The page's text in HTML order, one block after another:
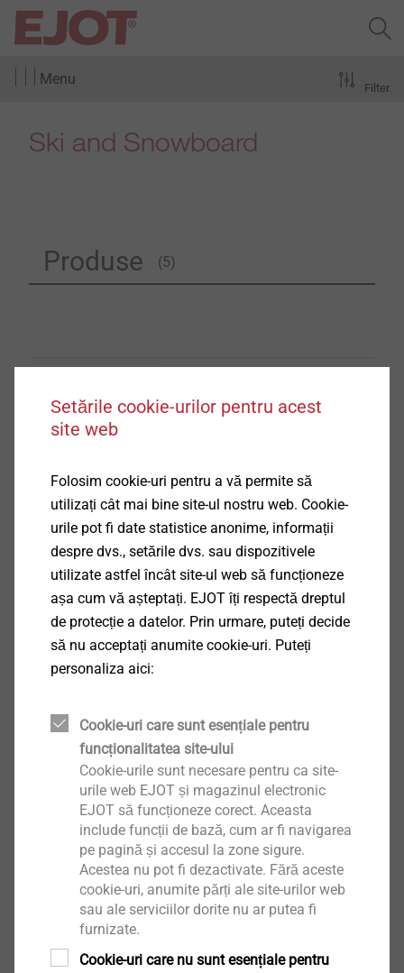
Menu
Ski and Snowboard
Produse (5)
Filter
EVO PT®
DELTA PT®
Vizualizare produs
DELTA PT DS
Vizualizare produs
Setările cookie-urilor pentru acest
site web
Folosim cookie-uri pentru a vă permite să
utilizați cât mai bine site-ul nostru web. Cookie-
urile pot fi date statistice anonime, informații
despre dvs., setările dvs. sau dispozitivele
utilizate astfel încât site-ul web să funcționeze
așa cum vă așteptați. EJOT îți respectă dreptul
de protecție a datelor. Prin urmare, puteți decide
să nu acceptați anumite cookie-uri. Puteți
personaliza aici:
Cookie-uri care sunt esențiale pentru
funcționalitatea site-ului
Cookie-urile sunt necesare pentru ca site-
urile web EJOT și magazinul electronic
EJOT să funcționeze corect. Aceasta
include funcții de bază, cum ar fi navigarea
pe pagină și accesul la zone sigure.
Acestea nu pot fi dezactivate. Fără aceste
cookie-uri, anumite părți ale site-urilor web
sau ale serviciilor dorite nu ar putea fi
furnizate.
Cookie-uri care nu sunt esențiale pentru